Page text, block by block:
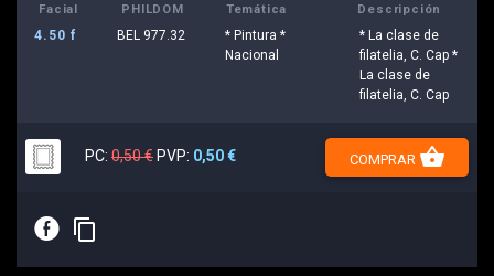
Facial PHILDOM Temática Descripción
4.50 f BEL 977.32
* Pintura *
Nacional
* La clase de
filatelia, C. Cap *
La clase de
filatelia, C. Cap
PC: 0,50 € PVP: 0,50 € COMPRAR shopping_basket
E content_copy